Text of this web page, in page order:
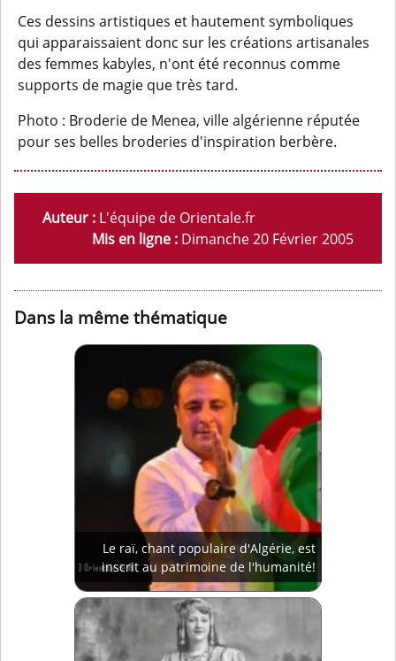
Ces dessins artistiques et hautement symboliques
qui apparaissaient donc sur les créations artisanales
des femmes kabyles, n'ont été reconnus comme
supports de magie que très tard.
Photo : Broderie de Menea, ville algérienne réputée
pour ses belles broderies d'inspiration berbère.
Auteur : L'équipe de Orientale.fr
Mis en ligne : Dimanche 20 Février 2005
Dans la même thématique
Le raï, chant populaire d'Algérie, est
inscrit au patrimoine de l'humanité!